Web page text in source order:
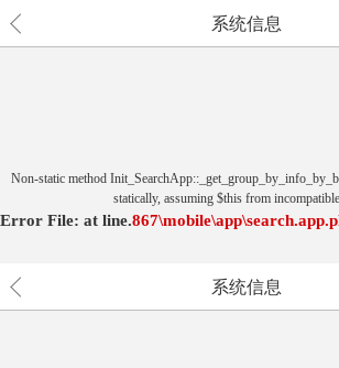
系统信息
Non-static method
statically, assuming $this from
Error File: at 867
line.
系统信息